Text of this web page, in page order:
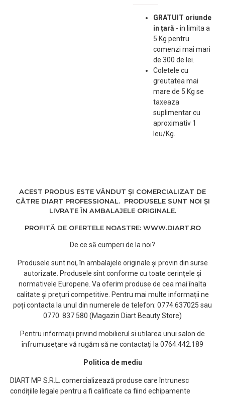
GRATUIT oriunde
in țară - in limita a
5 Kg pentru
comenzi mai mari
de 300 de lei.
Coletele cu
greutatea mai
mare de 5 Kg se
taxeaza
suplimentar cu
aproximativ 1
leu/Kg.
ACEST PRODUS ESTE VÂNDUT ȘI COMERCIALIZAT DE
CĂTRE DIART PROFESSIONAL. PRODUSELE SUNT NOI ȘI
LIVRATE ÎN AMBALAJELE ORIGINALE.
PROFITĂ DE OFERTELE NOASTRE: WWW.DIART.RO
De ce să cumperi de la noi?
Produsele sunt noi, în ambalajele originale și provin din surse
autorizate. Produsele sînt conforme cu toate cerințele și
normativele Europene. Va oferim produse de cea mai înalta
calitate și prețuri competitive. Pentru mai multe informații ne
poți contacta la unul din numerele de telefon: 0774.637025 sau
0770 837 580 (Magazin Diart Beauty Store)
Pentru informații privind mobilierul si utilarea unui salon de
înfrumusețare vă rugăm să ne contactați la 0764.442.189
Politica de mediu
DIART MP S.R.L. comercializează produse care întrunesc
condițiile legale pentru a fi calificate ca fiind echipamente